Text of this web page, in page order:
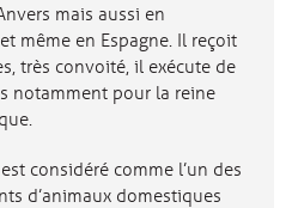
mais aussi en
même en Espagne. Il reçoit
très convoité, il exécute de
notamment pour la reine
considéré comme l’un des
d’animaux domestiques